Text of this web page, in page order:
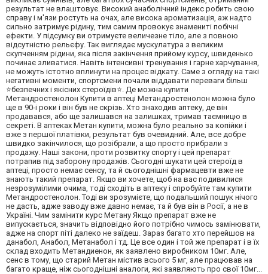
результат не влаштовує. Високий анаболічний індекс робить свою
справу і м'язи ростуть на очах, але висока ароматизація, аж надто
сильно затримує рідину, тим самим провокує знамениті побічні
ефекти. У підсумку ви отримуєте величезне тіло, але з повною
відсутністю рельєфу. Так виглядає мускулатура з великим
скупченням рідини, яка після закінчення прийому курсу, швиденько
починає зливатися. Навіть інтенсивні тренування і гарне харчування,
не можуть істотно вплинути на процес відкату. Саме з огляду на такі
негативні моменти, спортсмени почали віддавати переваги більш
⭐безпечних і якісних стероїдів⭐. Де можна купити
Метандростенолон Купити в аптеці Метандростенолон можна було
ще в 90-і роки і він був не скрізь. Хто знаходив аптеку, де він
продавався, або ще залишався на залишках, тримав таємницю в
секреті. В аптеках Метан купити, можна було реально за копійки і
вже з першої платівки, результат був очевидний. Але, все добре
швидко закінчилося, що розібрали, а що просто прибрали з
продажу. Наші закони, проти розвитку спорту і цей препарат
потрапив під заборону продажів. Сьогодні шукати цей стероїд в
аптеці, просто немає сенсу, та й сьогоднішні фармацевти вже не
знають такий препарат. Якщо ви хочете, щоб на вас подивилися
незрозумілими очима, тоді сходіть в аптеку і спробуйте там купити
Метандростенолон. Тоді ви зрозумієте, що подальший пошук нічого
не дасть, адже заводу вже давно немає, та й був він в Росії, а не в
Україні. Чим замінити курс Метану Якщо препарат вже не
випускається, значить відповідно його потрібно чимось замінювати,
адже на спорт піті далеко не заїдеш. Зараз багато хто перейшов на
данабол, Анабол, Метанабол і тд. Це все один і той же препарат і в їх
склад входить Метандиенон, як заявлено виробником 10мг. Але,
сенс в тому, що старий Метан містив всього 5 мг, але працював на
багато краще, ніж сьогоднішні аналоги, які заявляють про свої 10мг...